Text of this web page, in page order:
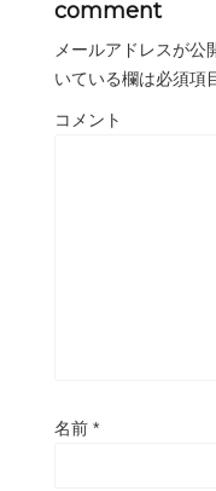
comment
メールアドレスが公
いている欄は必須項
コメント
名前 *